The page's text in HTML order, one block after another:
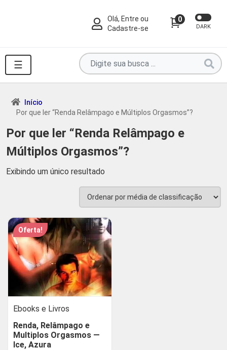
Olá, Entre ou
Cadastre-se
0
DARK
☰
Pesquise
por
produtos
...
Início
Por que ler “Renda Relâmpago e Múltiplos Orgasmos”?
Por que ler “Renda Relâmpago e
Múltiplos Orgasmos”?
Exibindo um único resultado
Oferta!
Ebooks e Livros
Renda, Relâmpago e
Multiplos Orgasmos —
Ice, Azura